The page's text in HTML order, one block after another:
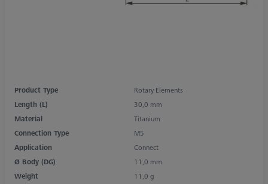
Product Type
Rotary Elements
Length (L)
30,0 mm
Material
Titanium
Connection Type
M5
Application
Connect
Ø Body (DG)
11,0 mm
Weight
11,0 g